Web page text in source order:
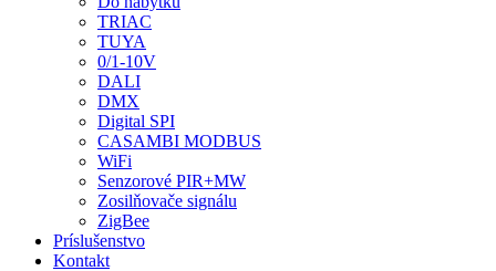
TRIAC
TUYA
0/1-10V
DALI
DMX
Digital SPI
CASAMBI MODBUS
WiFi
Senzorové PIR+MW
Zosilňovače signálu
ZigBee
Príslušenstvo
Kontakt